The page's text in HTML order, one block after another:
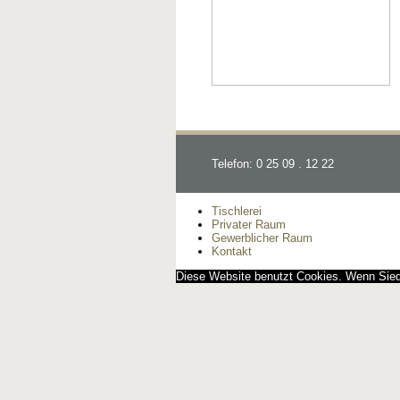
Telefon: 0 25 09 . 12 22
Tischlerei
Privater Raum
Gewerblicher Raum
Kontakt
Diese Website benutzt Cookies. Wenn